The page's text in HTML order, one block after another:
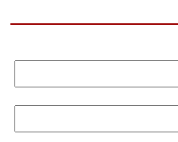
مدوَّنات
أبراج
سيارات